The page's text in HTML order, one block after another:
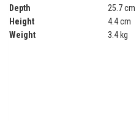
Depth
25.7 cm
Height
4.4 cm
Weight
3.4 kg